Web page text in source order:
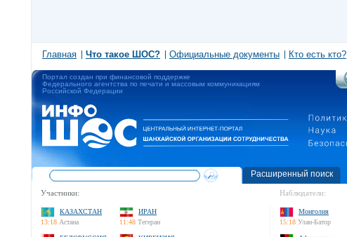
Главная Что такое ШОС? Официальные документы Кто есть кто?
Портал создан при финансовой поддержке
Федерального агентства по печати и массовым коммуникациям
Российской Федерации
Расширенный поиск
Участники:
КАЗАХСТАН
13:18 Астана
ИРАН
11:48 Тегеран
Наблюдатели:
Монголия
15:18 Улан-Батор